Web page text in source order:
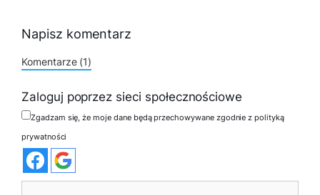
Napisz komentarz
Komentarze (1)
Zaloguj poprzez sieci społecznościowe
Zgadzam się, że moje dane będą przechowywane zgodnie z polityką
prywatności